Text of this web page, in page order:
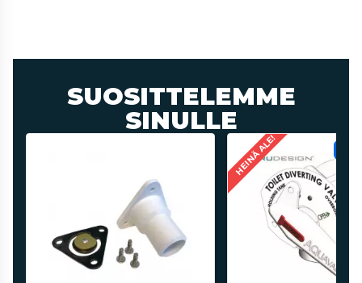
SUOSITTELEMME
SINULLE
HEINÄ ALE!